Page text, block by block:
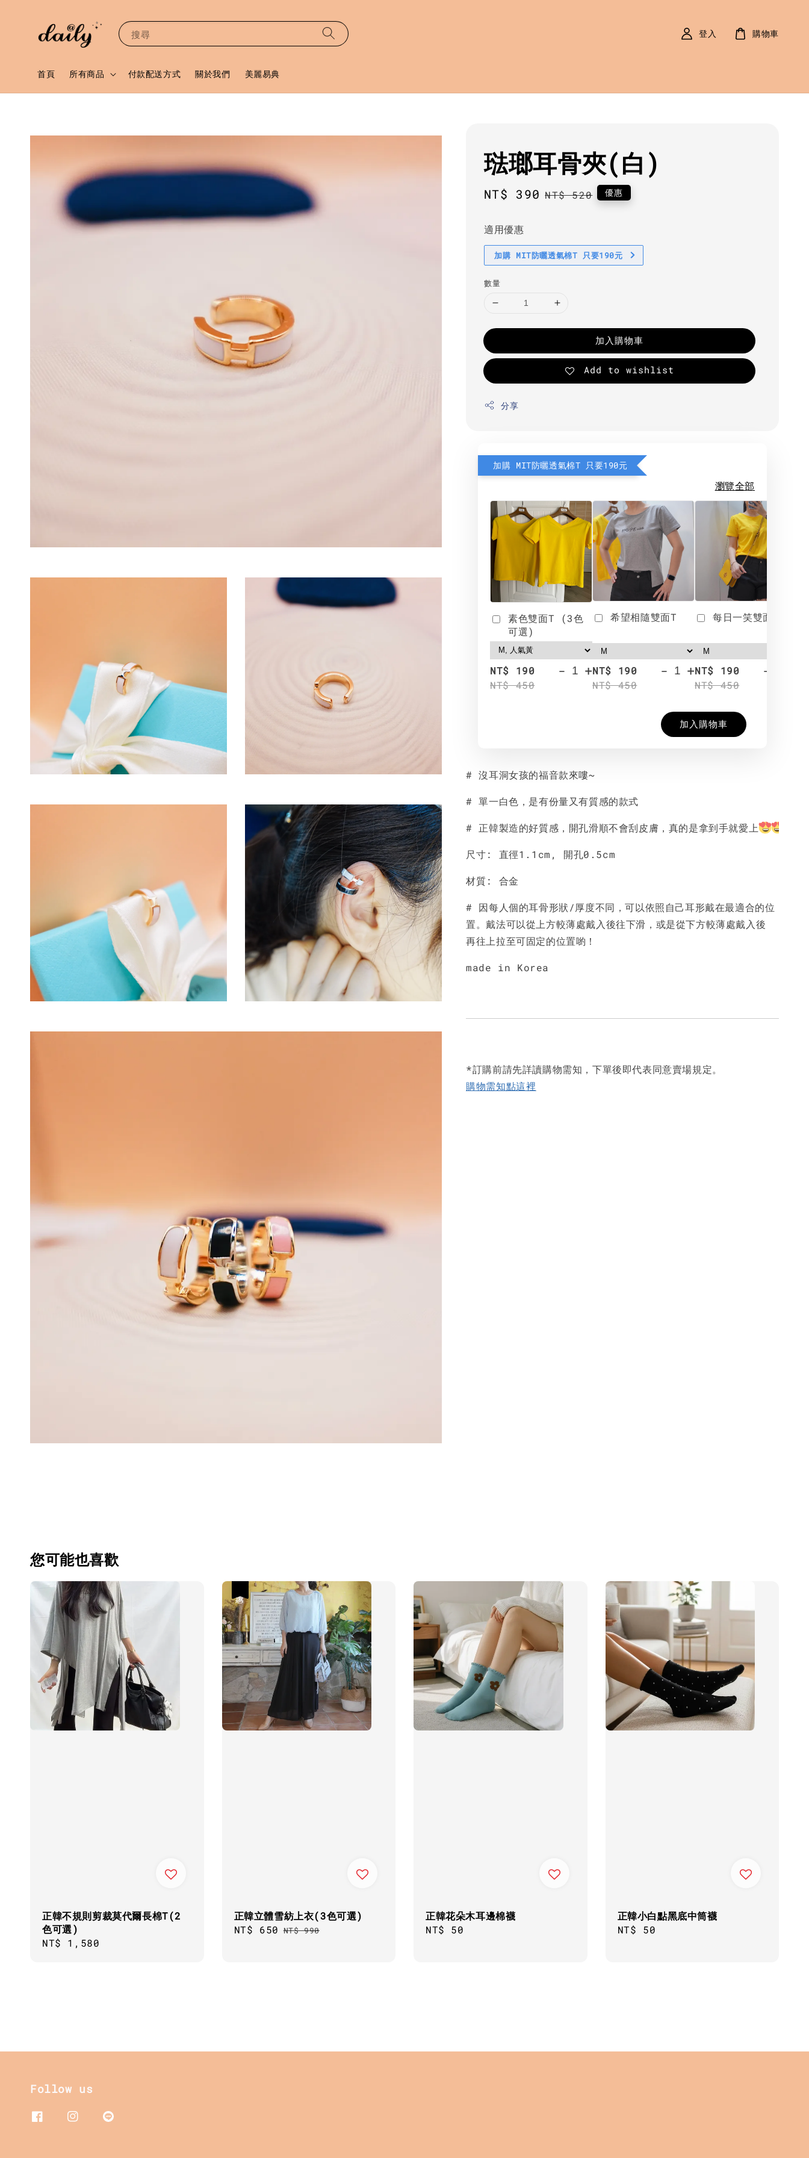
搜尋
首頁 所有商品 付款配送方式 關於我們 美麗易典
登入 購物車
琺瑯耳骨夾(白)
Sale
NT$ 390 Regular
NT$ 520 優惠
適用優惠
加購 MIT防曬透氣棉T 只要190元
數量
加入購物車
Add to wishlist
分享
加購 MIT防曬透氣棉T 只要190元
瀏覽全部
素色雙面T (3色
可選)
NT$ 190
NT$ 450
- +
希望相隨雙面T
NT$ 190
NT$ 450
- +
每日一笑雙面T
NT$ 190
NT$ 450
-
加入購物車
# 沒耳洞女孩的福音款來嘍~
# 單一白色，是有份量又有質感的款式
# 正韓製造的好質感，開孔滑順不會刮皮膚，真的是拿到手就愛上
尺寸: 直徑1.1cm, 開孔0.5cm
材質: 合金
# 因每人個的耳骨形狀/厚度不同，可以依照自己耳形戴在最適合的位
置。戴法可以從上方較薄處戴入後往下滑，或是從下方較薄處戴入後
再往上拉至可固定的位置喲！
made in Korea
*訂購前請先詳讀購物需知，下單後即代表同意賣場規定。
購物需知點這裡
您可能也喜歡
正韓不規則剪裁莫代爾長棉T(2
色可選)
Regular
NT$ 1,580
正韓立體雪紡上衣(3色可選)
Sale
NT$ 650 Regular
NT$ 990
正韓花朵木耳邊棉襪
Regular
NT$ 50
正韓小白點黑底中筒襪
Regular
NT$ 50
Follow us